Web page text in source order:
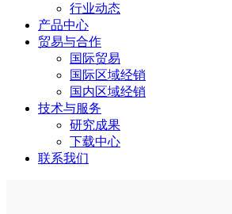
行业动态
产品中心
贸易与合作
国际贸易
国际区域经销
国内区域经销
技术与服务
研究成果
下载中心
联系我们